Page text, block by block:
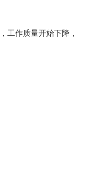
工作质量开始下降，